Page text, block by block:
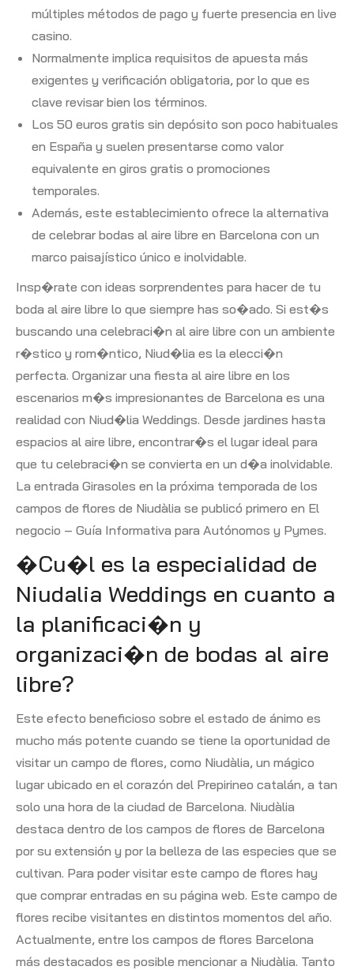
múltiples métodos de pago y fuerte presencia en live
casino.
Normalmente implica requisitos de apuesta más
exigentes y verificación obligatoria, por lo que es
clave revisar bien los términos.
Los 50 euros gratis sin depósito son poco habituales
en España y suelen presentarse como valor
equivalente en giros gratis o promociones
temporales.
Además, este establecimiento ofrece la alternativa
de celebrar bodas al aire libre en Barcelona con un
marco paisajístico único e inolvidable.
Insp�rate con ideas sorprendentes para hacer de tu
boda al aire libre lo que siempre has so�ado. Si est�s
buscando una celebraci�n al aire libre con un ambiente
r�stico y rom�ntico, Niud�lia es la elecci�n
perfecta. Organizar una fiesta al aire libre en los
escenarios m�s impresionantes de Barcelona es una
realidad con Niud�lia Weddings. Desde jardines hasta
espacios al aire libre, encontrar�s el lugar ideal para
que tu celebraci�n se convierta en un d�a inolvidable.
La entrada Girasoles en la próxima temporada de los
campos de flores de Niudàlia se publicó primero en El
negocio – Guía Informativa para Autónomos y Pymes.
�Cu�l es la especialidad de
Niudalia Weddings en cuanto a
la planificaci�n y
organizaci�n de bodas al aire
libre?
Este efecto beneficioso sobre el estado de ánimo es
mucho más potente cuando se tiene la oportunidad de
visitar un campo de flores, como Niudàlia, un mágico
lugar ubicado en el corazón del Prepirineo catalán, a tan
solo una hora de la ciudad de Barcelona. Niudàlia
destaca dentro de los campos de flores de Barcelona
por su extensión y por la belleza de las especies que se
cultivan. Para poder visitar este campo de flores hay
que comprar entradas en su página web. Este campo de
flores recibe visitantes en distintos momentos del año.
Actualmente, entre los campos de flores Barcelona
más destacados es posible mencionar a Niudàlia. Tanto